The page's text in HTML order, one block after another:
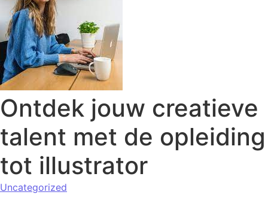
Ontdek jouw creatieve
talent met de opleiding
tot illustrator
Uncategorized